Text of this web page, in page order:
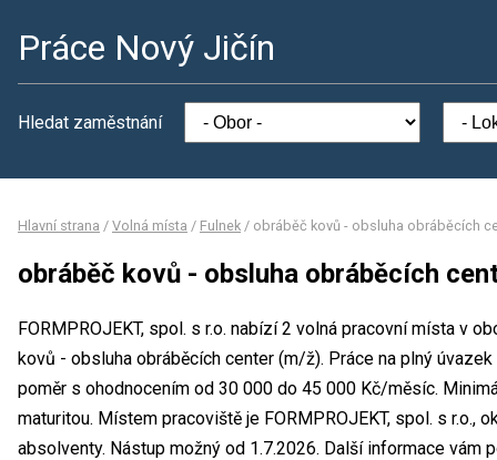
Práce Nový Jičín
Hledat zaměstnání
Hlavní strana / Volná místa / Fulnek / obráběč kovů - obsluha obráběcích
obráběč kovů - obsluha obráběcích
FORMPROJEKT, spol. s r.o. nabízí 2 volná pracovní místa v
kovů - obsluha obráběcích center (m/ž). Práce na plný
poměr s ohodnocením od 30 000 do 45 000 Kč/měsíc.
maturitou. Místem pracoviště je FORMPROJEKT, spol. s r.o.,
absolventy. Nástup možný od 1.7.2026. Další informace vám